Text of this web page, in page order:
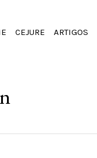
CEJURE ARTIGOS